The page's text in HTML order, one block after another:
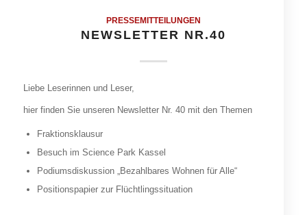
PRESSEMITTEILUNGEN
NEWSLETTER NR.40
Liebe Leserinnen und Leser,
hier finden Sie unseren Newsletter Nr. 40 mit den Themen
Fraktionsklausur
Besuch im Science Park Kassel
Podiumsdiskussion „Bezahlbares Wohnen für Alle“
Positionspapier zur Flüchtlingssituation